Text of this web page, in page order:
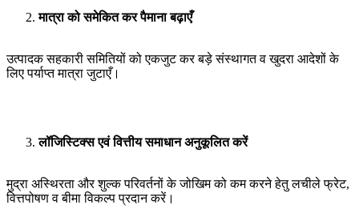
मात्रा को समेकित कर पैमाना बढ़ाएँ
उत्पादक सहकारी समितियों को एकजुट कर बड़े संस्थागत व खुदरा आदेशों के
लिए पर्याप्त मात्रा जुटाएँ।
लॉजिस्टिक्स एवं वित्तीय समाधान अनुकूलित करें
मुद्रा अस्थिरता और शुल्क परिवर्तनों के जोखिम को कम करने हेतु लचीले फ्रेट,
वित्तपोषण व बीमा विकल्प प्रदान करें।